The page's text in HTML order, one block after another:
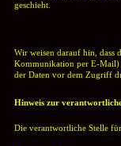
geschieht.
Wir weisen darauf hin, dass
Kommunikation per E-Mail)
der Daten vor dem Zugriff
Hinweis zur
Die verantwortliche Stelle